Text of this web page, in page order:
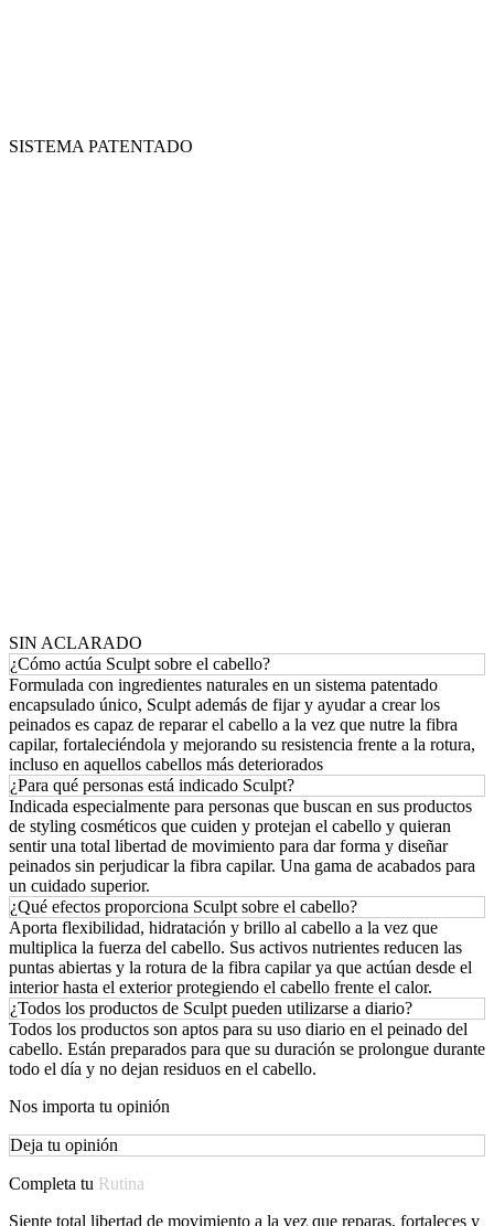
SISTEMA PATENTADO
SIN ACLARADO
¿Cómo actúa Sculpt sobre el cabello?
Formulada con ingredientes naturales en un sistema patentado
encapsulado único, Sculpt además de fijar y ayudar a crear los
peinados es capaz de reparar el cabello a la vez que nutre la fibra
capilar, fortaleciéndola y mejorando su resistencia frente a la rotura,
incluso en aquellos cabellos más deteriorados
¿Para qué personas está indicado Sculpt?
Indicada especialmente para personas que buscan en sus productos
de styling cosméticos que cuiden y protejan el cabello y quieran
sentir una total libertad de movimiento para dar forma y diseñar
peinados sin perjudicar la fibra capilar. Una gama de acabados para
un cuidado superior.
¿Qué efectos proporciona Sculpt sobre el cabello?
Aporta flexibilidad, hidratación y brillo al cabello a la vez que
multiplica la fuerza del cabello. Sus activos nutrientes reducen las
puntas abiertas y la rotura de la fibra capilar ya que actúan desde el
interior hasta el exterior protegiendo el cabello frente el calor.
¿Todos los productos de Sculpt pueden utilizarse a diario?
Todos los productos son aptos para su uso diario en el peinado del
cabello. Están preparados para que su duración se prolongue durante
todo el día y no dejan residuos en el cabello.
Nos importa tu opinión
Deja tu opinión
Completa tu Rutina
Siente total libertad de movimiento a la vez que reparas, fortaleces y